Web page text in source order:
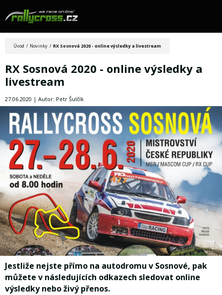
Úvod / Novinky / RX Sosnová 2020 - online výsledky a livestream
RX Sosnová 2020 - online výsledky a
livestream
27.06.2020 | Autor: Petr Šulčík
Jestliže nejste přímo na autodromu v Sosnové, pak
můžete v následujících odkazech sledovat online
výsledky nebo živý přenos.